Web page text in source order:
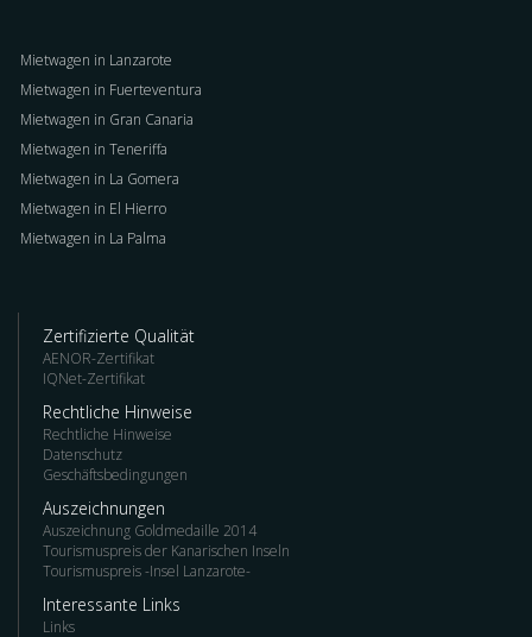
Mietwagen in Lanzarote
Mietwagen in Fuerteventura
Mietwagen in Gran Canaria
Mietwagen in Teneriffa
Mietwagen in La Gomera
Mietwagen in El Hierro
Mietwagen in La Palma
Zertifizierte Qualität
AENOR-Zertifikat
IQNet-Zertifikat
Rechtliche Hinweise
Rechtliche Hinweise
Datenschutz
Geschäftsbedingungen
Auszeichnungen
Auszeichnung Goldmedaille 2014
Tourismuspreis der Kanarischen Inseln
Tourismuspreis -Insel Lanzarote-
Interessante Links
Links